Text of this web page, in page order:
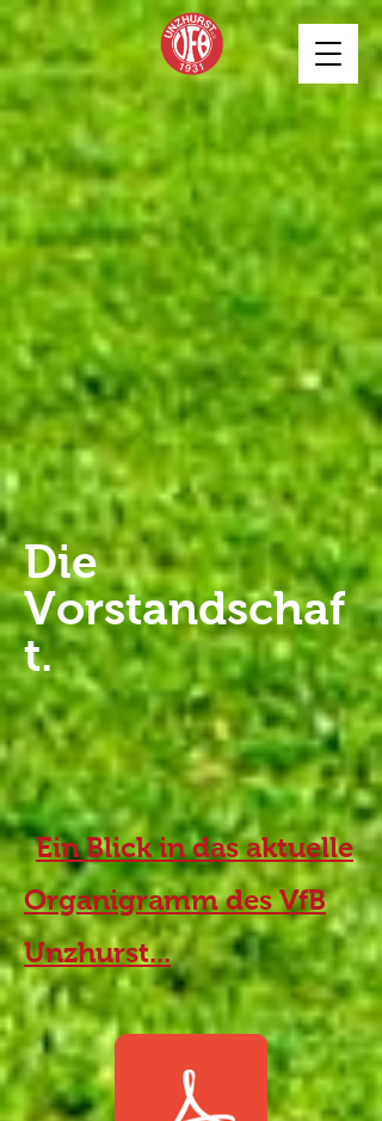
Die
Vorstandschaf
t.
Ein Blick in das aktuelle
Organigramm des VfB
Unzhurst...